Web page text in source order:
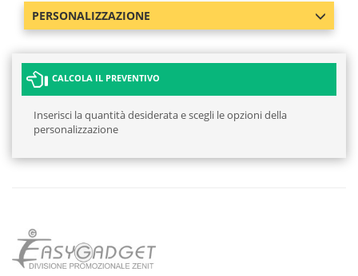
PERSONALIZZAZIONE
CALCOLA IL PREVENTIVO
Inserisci la quantità desiderata e scegli le opzioni della
personalizzazione